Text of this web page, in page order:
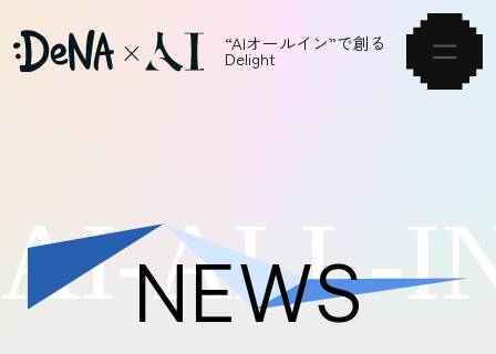
“AIオールイン”で創る
Delight
VISION
NEWS
AI-ALL-I
NEWS